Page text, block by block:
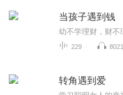
当孩子遇到钱
229 8021
转角遇到爱